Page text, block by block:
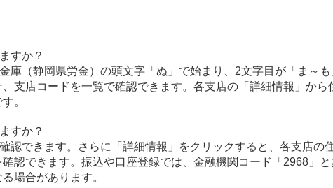
すか？
庫（静岡県労金）の頭文字「ぬ」で始まり、2文字目が「ま～も
支店コードを一覧で確認できます。各支店の「詳細情報」から
。
すか？
認できます。さらに「詳細情報」をクリックすると、各支店の
認できます。振込や口座登録では、金融機関コード「2968」と
場合があります。